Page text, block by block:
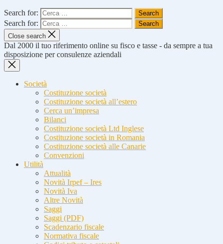
Search for:
Search for:
Close search
Dal 2000 il tuo riferimento online su fisco e tasse - da sempre a tua
disposizione per consulenze aziendali
Società
Costituzione società
Costituzione società all’estero
Cerca un’impresa
Bilanci
Costituzione società Ltd Inglese
Costituzione società in Romania
Costituzione società alle Canarie
Convenzioni
Utilità
Attualità
Novità Irpef – Ires
Novità Iva
Altre Novità
Saggi
Saggi (PDF)
Scadenzario fiscale
Normativa fiscale